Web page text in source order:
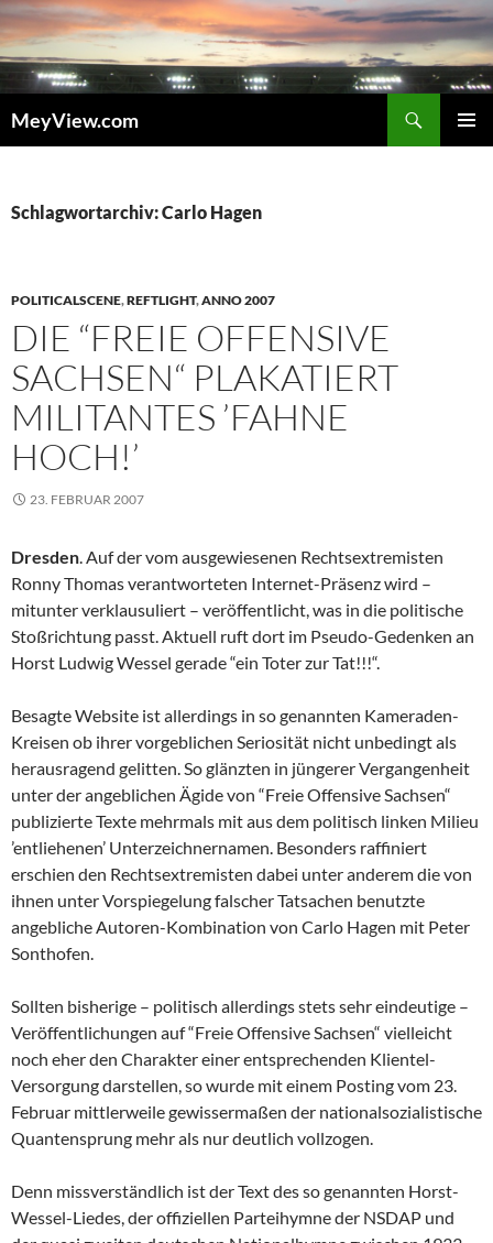
Zum
Inhalt
springen
MeyView.com
Schlagwortarchiv: Carlo Hagen
POLITICALSCENE,REFTLIGHT,ANNO 2007
DIE “FREIE OFFENSIVE
SACHSEN“ PLAKATIERT
MILITANTES ’FAHNE
HOCH!’
23. FEBRUAR 2007
Dresden. Auf der vom ausgewiesenen Rechtsextremisten
Ronny Thomas verantworteten Internet-Präsenz wird –
mitunter verklausuliert – veröffentlicht, was in die politische
Stoßrichtung passt. Aktuell ruft dort im Pseudo-Gedenken an
Horst Ludwig Wessel gerade “ein Toter zur Tat!!!“.
Besagte Website ist allerdings in so genannten Kameraden-
Kreisen ob ihrer vorgeblichen Seriosität nicht unbedingt als
herausragend gelitten. So glänzten in jüngerer Vergangenheit
unter der angeblichen Ägide von “Freie Offensive Sachsen“
publizierte Texte mehrmals mit aus dem politisch linken Milieu
’entliehenen’ Unterzeichnernamen. Besonders raffiniert
erschien den Rechtsextremisten dabei unter anderem die von
ihnen unter Vorspiegelung falscher Tatsachen benutzte
angebliche Autoren-Kombination von Carlo Hagen mit Peter
Sonthofen.
Sollten bisherige – politisch allerdings stets sehr eindeutige –
Veröffentlichungen auf “Freie Offensive Sachsen“ vielleicht
noch eher den Charakter einer entsprechenden Klientel-
Versorgung darstellen, so wurde mit einem Posting vom 23.
Februar mittlerweile gewissermaßen der nationalsozialistische
Quantensprung mehr als nur deutlich vollzogen.
Denn missverständlich ist der Text des so genannten Horst-
Wessel-Liedes, der offiziellen Parteihymne der NSDAP und